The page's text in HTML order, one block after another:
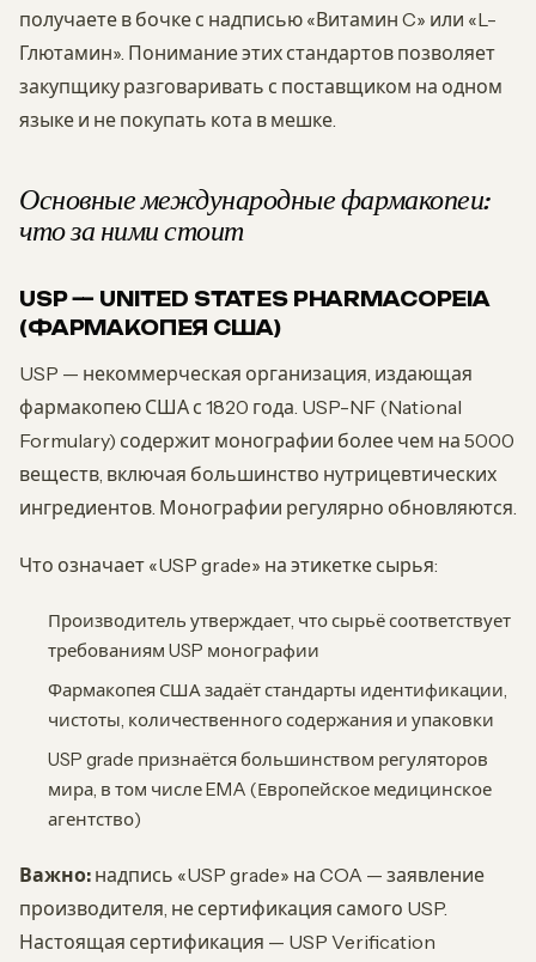
получаете в бочке с надписью «Витамин C» или «L-
Глютамин». Понимание этих стандартов позволяет
закупщику разговаривать с поставщиком на одном
языке и не покупать кота в мешке.
Основные международные фармакопеи:
что за ними стоит
USP — UNITED STATES PHARMACOPEIA
(ФАРМАКОПЕЯ США)
USP — некоммерческая организация, издающая
фармакопею США с 1820 года. USP-NF (National
Formulary) содержит монографии более чем на 5000
веществ, включая большинство нутрицевтических
ингредиентов. Монографии регулярно обновляются.
Что означает «USP grade» на этикетке сырья:
Производитель утверждает, что сырьё соответствует
требованиям USP монографии
Фармакопея США задаёт стандарты идентификации,
чистоты, количественного содержания и упаковки
USP grade признаётся большинством регуляторов
мира, в том числе EMA (Европейское медицинское
агентство)
Важно: надпись «USP grade» на COA — заявление
производителя, не сертификация самого USP.
Настоящая сертификация — USP Verification